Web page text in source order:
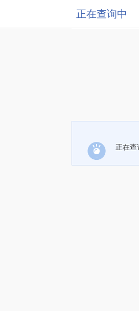
正在查询中
正在查